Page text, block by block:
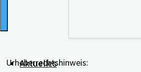
Aktuelles
Urheberrechtshinweis: